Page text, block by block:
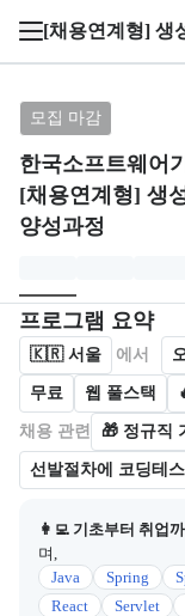
[채용연계형] 생
모집 마감
한국소프트웨어
[채용연계형] 생
양성과정
브랜드: 한국소
모집개요
프로그램 요약
캠프를 운영하거나 참
🇰🇷 서울 에서
무료 웹 풀스택
채용 관련 🎁 정규직
선발절차에 코딩테
👩‍💻 기초부터 취업
며,
Java
Spring
React
Servlet